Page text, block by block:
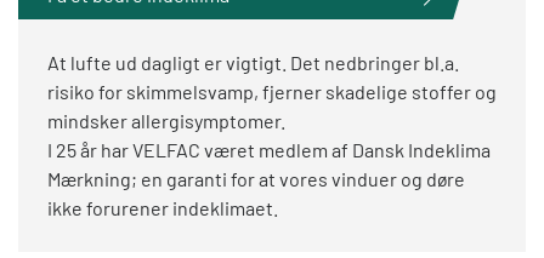
At lufte ud dagligt er vigtigt. Det nedbringer bl.a.
risiko for skimmelsvamp, fjerner skadelige stoffer og
mindsker allergisymptomer.
I 25 år har VELFAC været medlem af Dansk Indeklima
Mærkning; en garanti for at vores vinduer og døre
ikke forurener indeklimaet.